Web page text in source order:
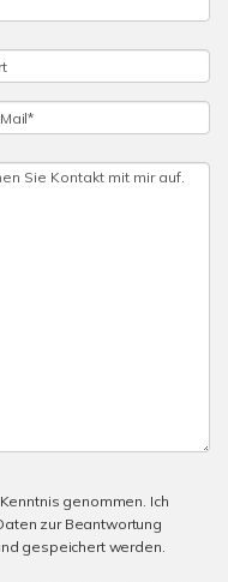
genommen. Ich
zur Beantwortung
gespeichert werden.